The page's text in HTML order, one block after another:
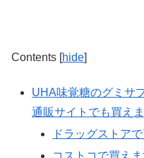
Contents [hide]
UHA味覚糖のグミサ
通販サイトでも買え
ドラッグストア